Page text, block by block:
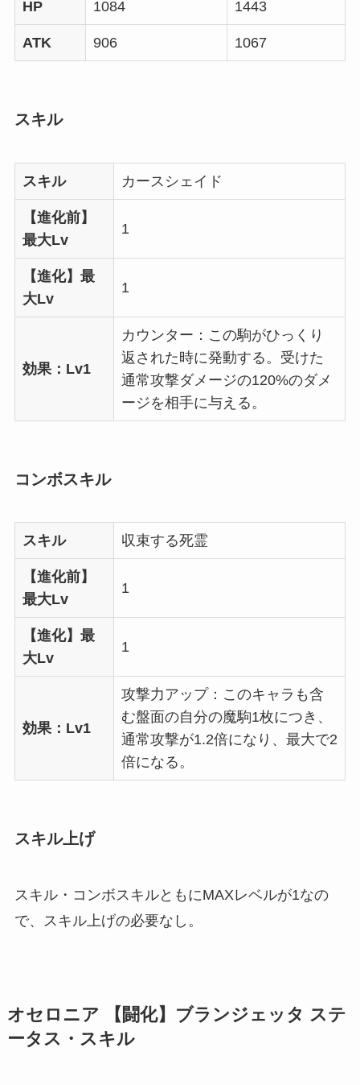
HP 1084 1443
ATK 906 1067
スキル
スキル カースシェイド
【進化前】
最大Lv
1
【進化】最
大Lv
1
効果：Lv1
カウンター：この駒がひっくり
返された時に発動する。受けた
通常攻撃ダメージの120%のダメ
ージを相手に与える。
コンボスキル
スキル 収束する死霊
【進化前】
最大Lv
1
【進化】最
大Lv
1
効果：Lv1
攻撃力アップ：このキャラも含
む盤面の自分の魔駒1枚につき、
通常攻撃が1.2倍になり、最大で2
倍になる。
スキル上げ
スキル・コンボスキルともにMAXレベルが1なの
で、スキル上げの必要なし。
オセロニア 【闘化】ブランジェッタ ステ
ータス・スキル